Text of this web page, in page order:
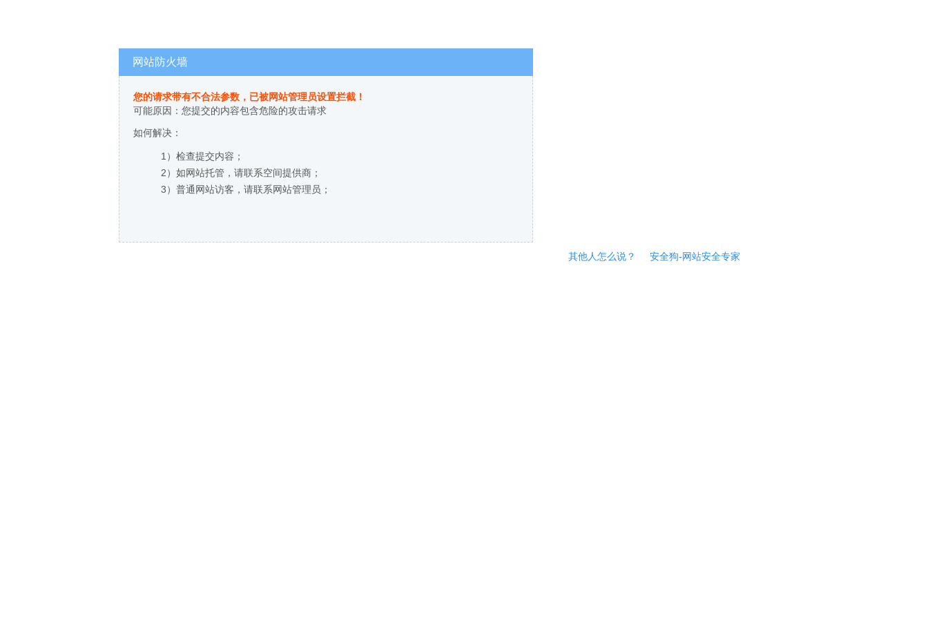
网站防火墙
您的请求带有不合法参数，已被网站管理员设置拦截！
可能原因：您提交的内容包含危险的攻击请求
如何解决：
1）检查提交内容；
2）如网站托管，请联系空间提供商；
3）普通网站访客，请联系网站管理员；
其他人怎么说？ 安全狗-网站安全专家